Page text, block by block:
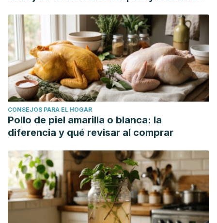
CONSEJOS PARA EL HOGAR
Pollo de piel amarilla o blanca: la
diferencia y qué revisar al comprar